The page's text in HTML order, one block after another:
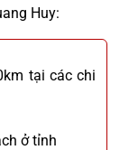
Huy:
tại các chi
ở tỉnh